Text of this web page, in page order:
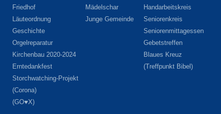
Friedhof
Läuteordnung
Geschichte
Orgelreparatur
Kirchenbau 2020-2024
Erntedankfest
Storchwatching-Projekt
(Corona)
(GO♥X)
Mädelschar
Junge Gemeinde
Handarbeitskreis
Seniorenkreis
Seniorenmittagessen
Gebetstreffen
Blaues Kreuz
(Treffpunkt Bibel)